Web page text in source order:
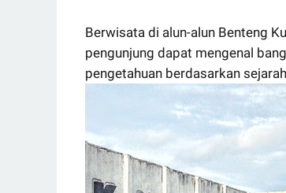
Berwisata di alun-alun Benteng
pengunjung dapat mengenal
pengetahuan berdasarkan